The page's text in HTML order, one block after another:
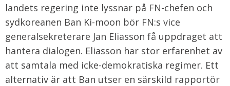
landets regering inte lyssnar på FN-chefen och
sydkoreanen Ban Ki-moon bör FN:s vice
generalsekreterare Jan Eliasson få uppdraget att
hantera dialogen. Eliasson har stor erfarenhet av
att samtala med icke-demokratiska regimer. Ett
alternativ är att Ban utser en särskild rapportör